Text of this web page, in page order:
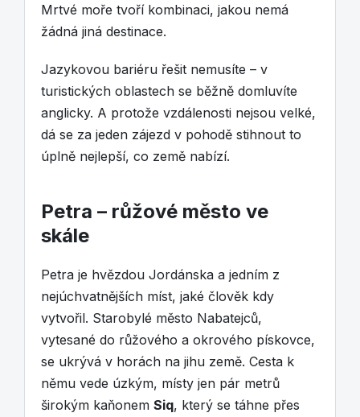
Mrtvé moře tvoří kombinaci, jakou nemá
žádná jiná destinace.
Jazykovou bariéru řešit nemusíte – v
turistických oblastech se běžně domluvíte
anglicky. A protože vzdálenosti nejsou velké,
dá se za jeden zájezd v pohodě stihnout to
úplně nejlepší, co země nabízí.
Petra – růžové město ve
skále
Petra je hvězdou Jordánska a jedním z
nejúchvatnějších míst, jaké člověk kdy
vytvořil. Starobylé město Nabatejců,
vytesané do růžového a okrového pískovce,
se ukrývá v horách na jihu země. Cesta k
němu vede úzkým, místy jen pár metrů
širokým kaňonem Siq, který se táhne přes